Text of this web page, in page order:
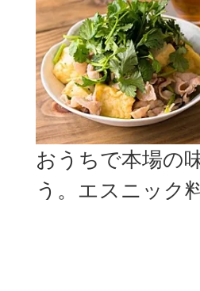
おうちで本場の
う。エスニック